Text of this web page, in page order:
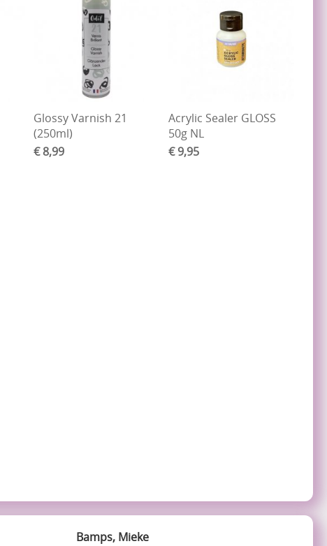
Glossy Varnish 21
(250ml)
€ 8,99
Acrylic Sealer GLOSS
50g NL
€ 9,95
Bamps, Mieke